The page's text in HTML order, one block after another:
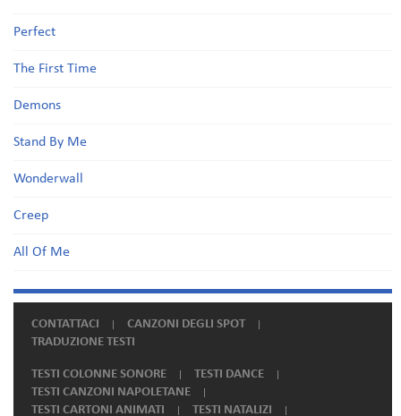
Perfect
The First Time
Demons
Stand By Me
Wonderwall
Creep
All Of Me
CONTATTACI
CANZONI DEGLI SPOT
TRADUZIONE TESTI
TESTI COLONNE SONORE
TESTI DANCE
TESTI CANZONI NAPOLETANE
TESTI CARTONI ANIMATI
TESTI NATALIZI